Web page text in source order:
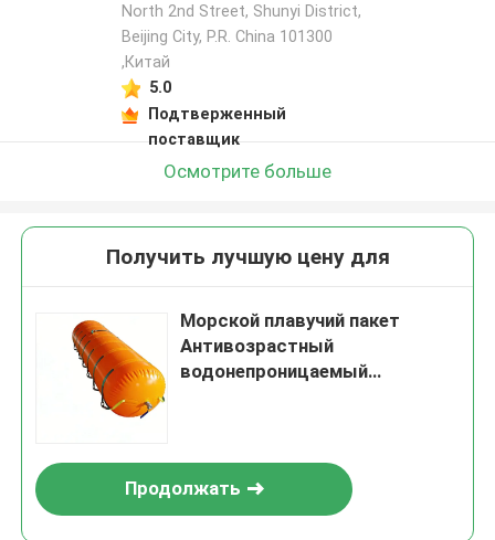
North 2nd Street, Shunyi District,
Beijing City, P.R. China 101300
,Китай
5.0
Подтверженный
поставщик
Осмотрите больше
Получить лучшую цену для
Морской плавучий пакет
Антивозрастный
водонепроницаемый
Продолжать